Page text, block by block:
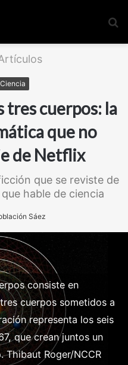
Ciencia
tres cuerpos: la
que no
de Netflix
que se reviste de
hable de ciencia
Sáez
consiste en
cuerpos sometidos a
representa los seis
que crean juntos un
Thibaut Roger/NCCR